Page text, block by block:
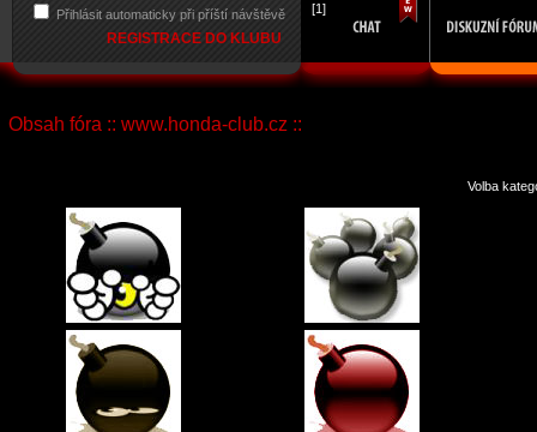
Přihlásit automaticky při příští návštěvě
REGISTRACE DO KLUBU
[1]
Obsah fóra :: www.honda-club.cz ::
Volba